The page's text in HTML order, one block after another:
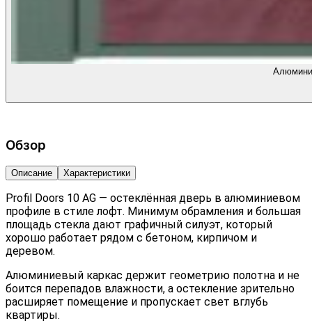
Обзор
Описание Характеристики
Profil Doors 10 AG — остеклённая дверь в алюминиевом
профиле в стиле лофт. Минимум обрамления и большая
площадь стекла дают графичный силуэт, который
хорошо работает рядом с бетоном, кирпичом и
деревом.
Алюминиевый каркас держит геометрию полотна и не
боится перепадов влажности, а остекление зрительно
расширяет помещение и пропускает свет вглубь
квартиры.